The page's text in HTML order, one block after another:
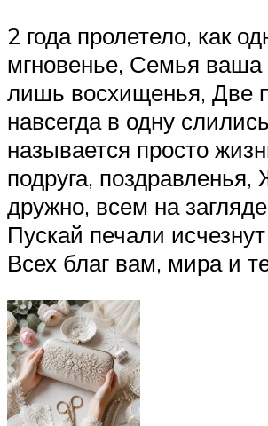
2 года пролетело, как
мгновенье, Семья ваша
лишь восхищенья, Две
навсегда в одну
называется просто
подруга,
дружно, всем на
Пускай печали
Всех благ вам, мира и